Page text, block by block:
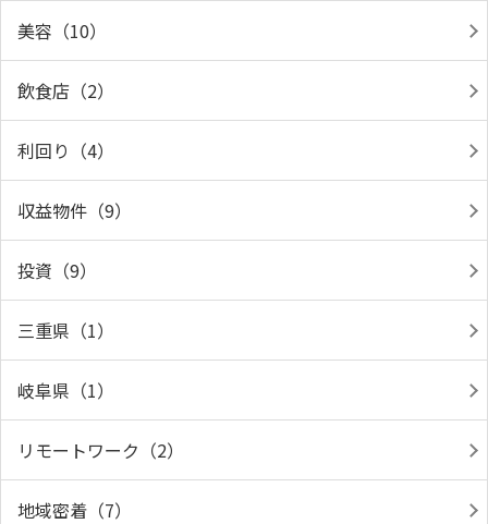
美容（10）
飲食店（2）
利回り（4）
収益物件（9）
投資（9）
三重県（1）
岐阜県（1）
リモートワーク（2）
地域密着（7）